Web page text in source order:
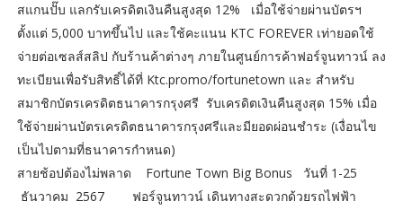
สแกนปั๊บ แลกรับเครดิตเงินคืนสูงสุด 12% เมื่อใช้จ่ายผ่านบัตรฯ
ตั้งแต่ 5,000 บาทขึ้นไป และใช้คะแนน KTC FOREVER เท่ายอดใช้
จ่ายต่อเซลส์สลิป กับร้านค้าต่างๆ ภายในศูนย์การค้าฟอร์จูนทาวน์ ลง
ทะเบียนเพื่อรับสิทธิ์ได้ที่ Ktc.promo/fortunetown และ สำหรับ
สมาชิกบัตรเครดิตธนาคารกรุงศรี รับเครดิตเงินคืนสูงสุด 15% เมื่อ
ใช้จ่ายผ่านบัตรเครดิตธนาคารกรุงศรีและมียอดผ่อนชำระ (เงื่อนไข
เป็นไปตามที่ธนาคารกำหนด)
สายช้อปต้องไม่พลาด Fortune Town Big Bonus วันที่ 1-25
ธันวาคม 2567
ฟอร์จูนทาวน์ เดินทางสะดวกด้วยรถไฟฟ้า